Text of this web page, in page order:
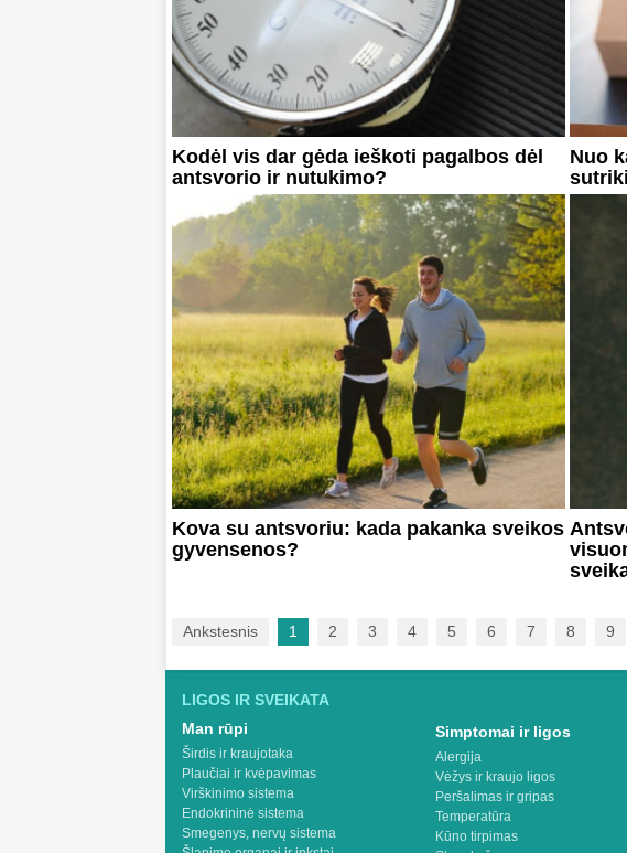
Kodėl vis dar gėda ieškoti pagalbos dėl
antsvorio ir nutukimo?
Nuo
Kova su antsvoriu: kada pakanka sveikos
gyvensenos?
Ankstesnis 1 2 3 4 5 6 7 8 9
LIGOS IR SVEIKATA
Man rūpi
Širdis ir kraujotaka
Plaučiai ir kvėpavimas
Virškinimo sistema
Endokrininė sistema
Smegenys, nervų sistema
Simptomai ir ligos
Alergija
Vėžys ir kraujo ligos
Peršalimas ir gripas
Temperatūra
Kūno tirpimas